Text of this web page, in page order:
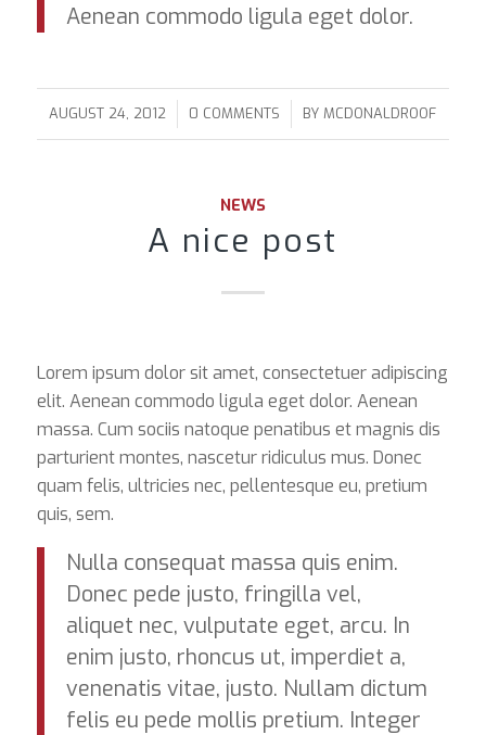
Aenean commodo ligula eget dolor.
AUGUST 24, 2012
/ 0 COMMENTS
/ BYMCDONALDROOF
NEWS
A nice post
Lorem ipsum dolor sit amet, consectetuer adipiscing
elit. Aenean commodo ligula eget dolor. Aenean
massa. Cum sociis natoque penatibus et magnis dis
parturient montes, nascetur ridiculus mus. Donec
quam felis, ultricies nec, pellentesque eu, pretium
quis, sem.
Nulla consequat massa quis enim.
Donec pede justo, fringilla vel,
aliquet nec, vulputate eget, arcu. In
enim justo, rhoncus ut, imperdiet a,
venenatis vitae, justo. Nullam dictum
felis eu pede mollis pretium. Integer